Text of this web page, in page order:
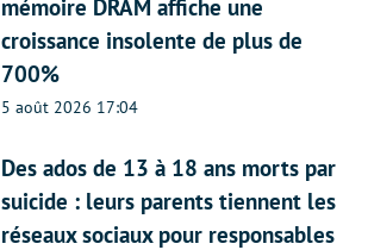
mémoire DRAM affiche une
croissance insolente de plus de
700%
5 août 2026 17:04
Des ados de 13 à 18 ans morts par
suicide : leurs parents tiennent les
réseaux sociaux pour responsables